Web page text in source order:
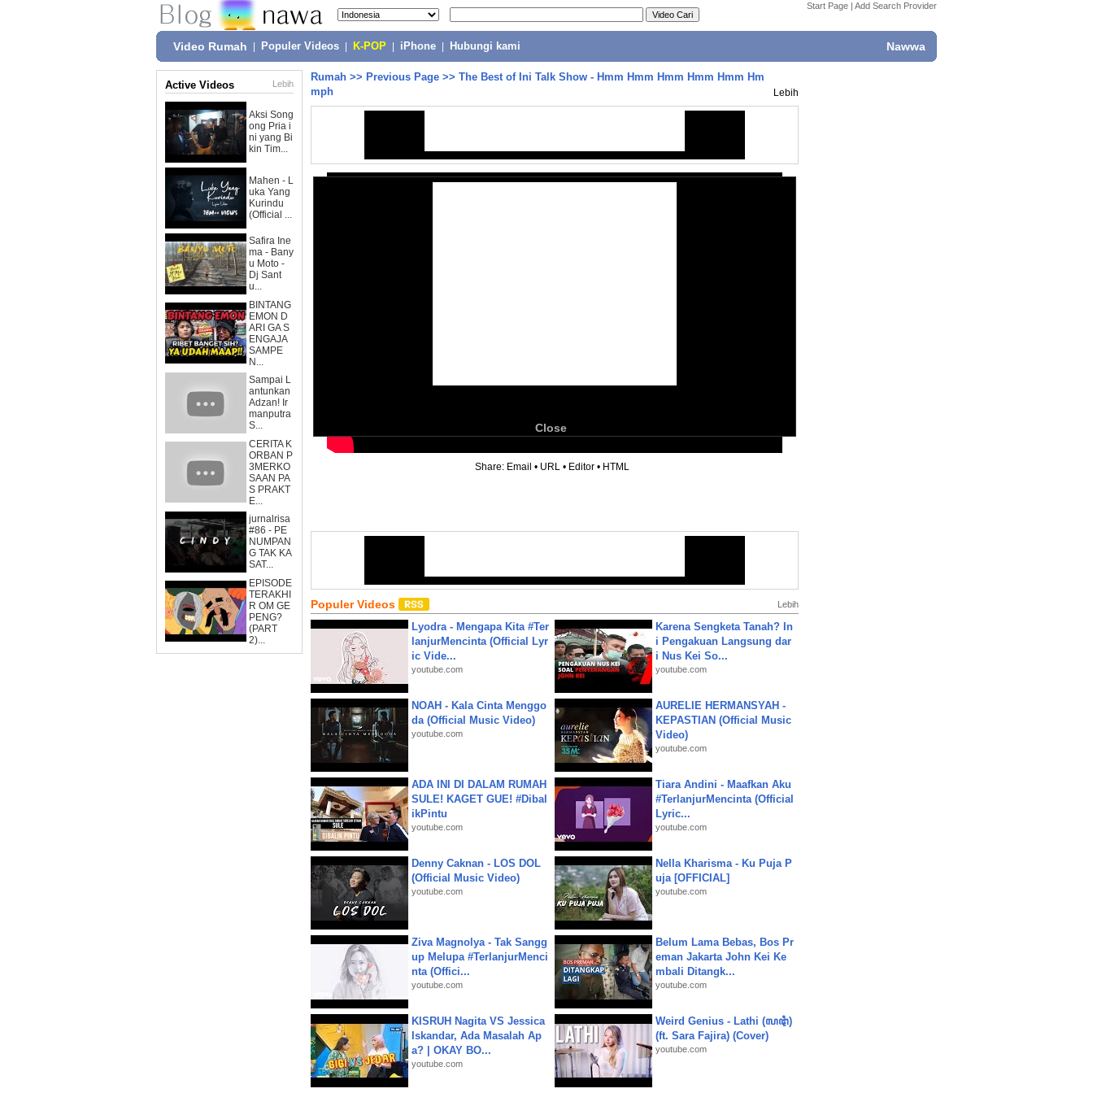
Start Page | Add Search Provider
Video Rumah Populer Videos K-POP iPhone Hubungi kami Nawwa
Active Videos Lebih
Aksi Song
ong Pria i
ni yang Bi
kin Tim...
Mahen - L
uka Yang
Kurindu
(Official ...
Safira Ine
ma - Bany
u Moto -
Dj Sant
u...
BINTANG
EMON D
ARI GA S
ENGAJA
SAMPE
N...
Sampai L
antunkan
Adzan! Ir
manputra
S...
CERITA K
ORBAN P
3MERKO
SAAN PA
S PRAKT
E...
jurnalrisa
#86 - PE
NUMPAN
G TAK KA
SAT...
EPISODE
TERAKHI
R OM GE
PENG?
(PART
2)...
Rumah >> Previous Page >> The Best of Ini Talk Show - Hmm Hmm Hmm Hmm Hmm Hm
mph
Lebih
Close
Share: Email • URL • Editor • HTML
Populer Videos Lebih
Lyodra - Mengapa Kita #Ter
lanjurMencinta (Official Lyr
ic Vide...
youtube.com
Karena Sengketa Tanah? In
i Pengakuan Langsung dar
i Nus Kei So...
youtube.com
NOAH - Kala Cinta Menggo
da (Official Music Video)
youtube.com
AURELIE HERMANSYAH -
KEPASTIAN (Official Music
Video)
youtube.com
ADA INI DI DALAM RUMAH
SULE! KAGET GUE! #Dibal
ikPintu
youtube.com
Tiara Andini - Maafkan Aku
#TerlanjurMencinta (Official
Lyric...
youtube.com
Denny Caknan - LOS DOL
(Official Music Video)
youtube.com
Nella Kharisma - Ku Puja P
uja [OFFICIAL]
youtube.com
Ziva Magnolya - Tak Sangg
up Melupa #TerlanjurMenci
nta (Offici...
youtube.com
Belum Lama Bebas, Bos Pr
eman Jakarta John Kei Ke
mbali Ditangk...
youtube.com
KISRUH Nagita VS Jessica
Iskandar, Ada Masalah Ap
a? | OKAY BO...
youtube.com
Weird Genius - Lathi (ꦭꦛꦶ)
(ft. Sara Fajira) (Cover)
youtube.com